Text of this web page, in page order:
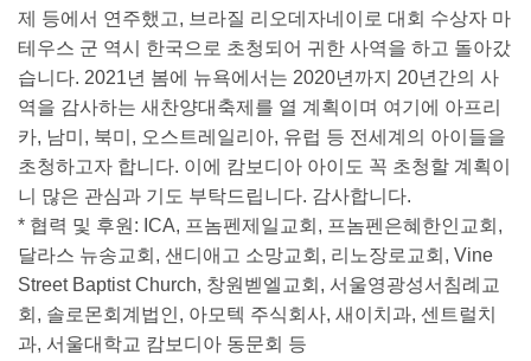
제 등에서 연주했고, 브라질 리오데자네이로 대회 수상자 마
테우스 군 역시 한국으로 초청되어 귀한 사역을 하고 돌아갔
습니다. 2021년 봄에 뉴욕에서는 2020년까지 20년간의 사
역을 감사하는 새찬양대축제를 열 계획이며 여기에 아프리
카, 남미, 북미, 오스트레일리아, 유럽 등 전세계의 아이들을
초청하고자 합니다. 이에 캄보디아 아이도 꼭 초청할 계획이
니 많은 관심과 기도 부탁드립니다. 감사합니다.
* 협력 및 후원: ICA, 프놈펜제일교회, 프놈펜은혜한인교회,
달라스 뉴송교회, 샌디애고 소망교회, 리노장로교회, Vine
Street Baptist Church, 창원벧엘교회, 서울영광성서침례교
회, 솔로몬회계법인, 아모텍 주식회사, 새이치과, 센트럴치
과, 서울대학교 캄보디아 동문회 등